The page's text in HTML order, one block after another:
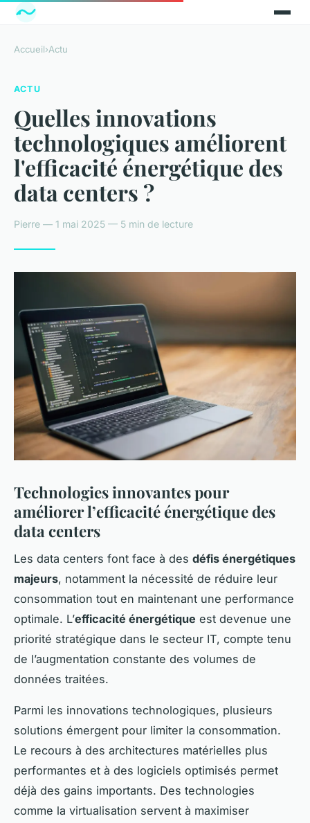
Accueil›Actu
ACTU
Quelles innovations
technologiques améliorent
l'efficacité énergétique des
data centers ?
Pierre — 1 mai 2025 — 5 min de lecture
Technologies innovantes pour
améliorer l’efficacité énergétique des
data centers
Les data centers font face à des défis énergétiques
majeurs, notamment la nécessité de réduire leur
consommation tout en maintenant une performance
optimale. L’efficacité énergétique est devenue une
priorité stratégique dans le secteur IT, compte tenu
de l’augmentation constante des volumes de
données traitées.
Parmi les innovations technologiques, plusieurs
solutions émergent pour limiter la consommation.
Le recours à des architectures matérielles plus
performantes et à des logiciels optimisés permet
déjà des gains importants. Des technologies
comme la virtualisation servent à maximiser